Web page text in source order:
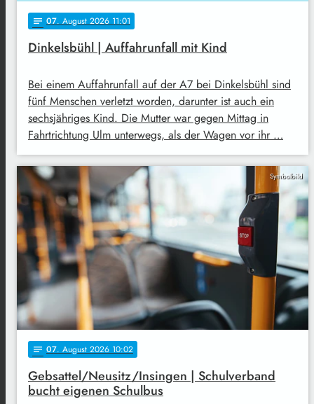
notes 07. August 2026 11:01
Dinkelsbühl | Auffahrunfall mit Kind
Bei einem Auffahrunfall auf der A7 bei Dinkelsbühl sind
fünf Menschen verletzt worden, darunter ist auch ein
sechsjähriges Kind. Die Mutter war gegen Mittag in
Fahrtrichtung Ulm unterwegs, als der Wagen vor ihr …
Symbolbild
notes 07. August 2026 10:02
Gebsattel/Neusitz/Insingen | Schulverband
bucht eigenen Schulbus